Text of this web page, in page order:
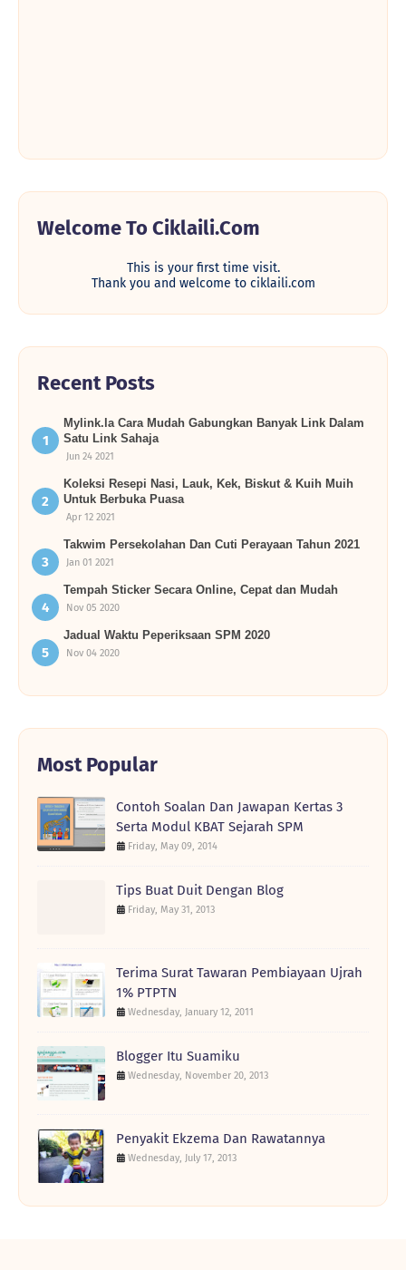
Welcome To Ciklaili.com
This is your first time visit.
Thank you and welcome to ciklaili.com
Recent Posts
Mylink.la Cara Mudah Gabungkan Banyak Link Dalam
Satu Link Sahaja
Jun 24 2021
Koleksi Resepi Nasi, Lauk, Kek, Biskut & Kuih Muih
Untuk Berbuka Puasa
Apr 12 2021
Takwim Persekolahan Dan Cuti Perayaan Tahun 2021
Jan 01 2021
Tempah Sticker Secara Online, Cepat dan Mudah
Nov 05 2020
Jadual Waktu Peperiksaan SPM 2020
Nov 04 2020
Most Popular
Contoh Soalan Dan Jawapan Kertas 3
Serta Modul KBAT Sejarah SPM
Friday, May 09, 2014
Tips Buat Duit Dengan Blog
Friday, May 31, 2013
Terima Surat Tawaran Pembiayaan Ujrah
1% PTPTN
Wednesday, January 12, 2011
Blogger Itu Suamiku
Wednesday, November 20, 2013
Penyakit Ekzema Dan Rawatannya
Wednesday, July 17, 2013